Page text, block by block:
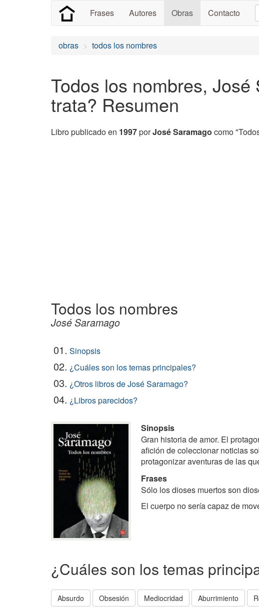
Frases Autores Obras Contacto
obras todos los nombres
Todos los nombres,
trata? Resumen
Libro publicado en 1997porJosé Saramago como
Todos los nombres
José Saramago
01. Sinopsis
02. ¿Cuáles son los temas principales?
03. ¿Otros libros de José Saramago?
04. ¿Libros parecidos?
Sinopsis
Gran historia de amor. El
afición de coleccionar noticias
protagonizar aventuras de las
Frases
Sólo los dioses muertos son
El cuerpo no sería capaz de
¿Cuáles son los temas
Absurdo Obsesión Mediocridad Aburrimiento